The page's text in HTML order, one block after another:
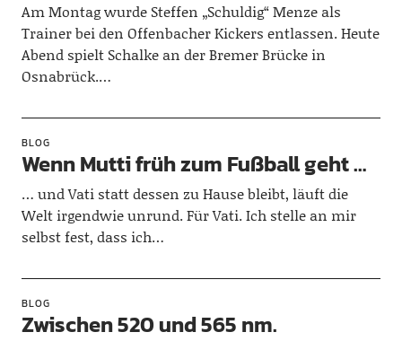
Am Montag wurde Steffen „Schuldig“ Menze als
Trainer bei den Offenbacher Kickers entlassen. Heute
Abend spielt Schalke an der Bremer Brücke in
Osnabrück.…
BLOG
Wenn Mutti früh zum Fußball geht …
… und Vati statt dessen zu Hause bleibt, läuft die
Welt irgendwie unrund. Für Vati. Ich stelle an mir
selbst fest, dass ich…
BLOG
Zwischen 520 und 565 nm.